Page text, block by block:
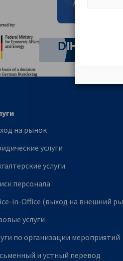
Federal Ministry for
на рынок
услуги
услуги
персонала
in-Office (выход на внешний
услуги
по организации мероприятий
и устный перевод